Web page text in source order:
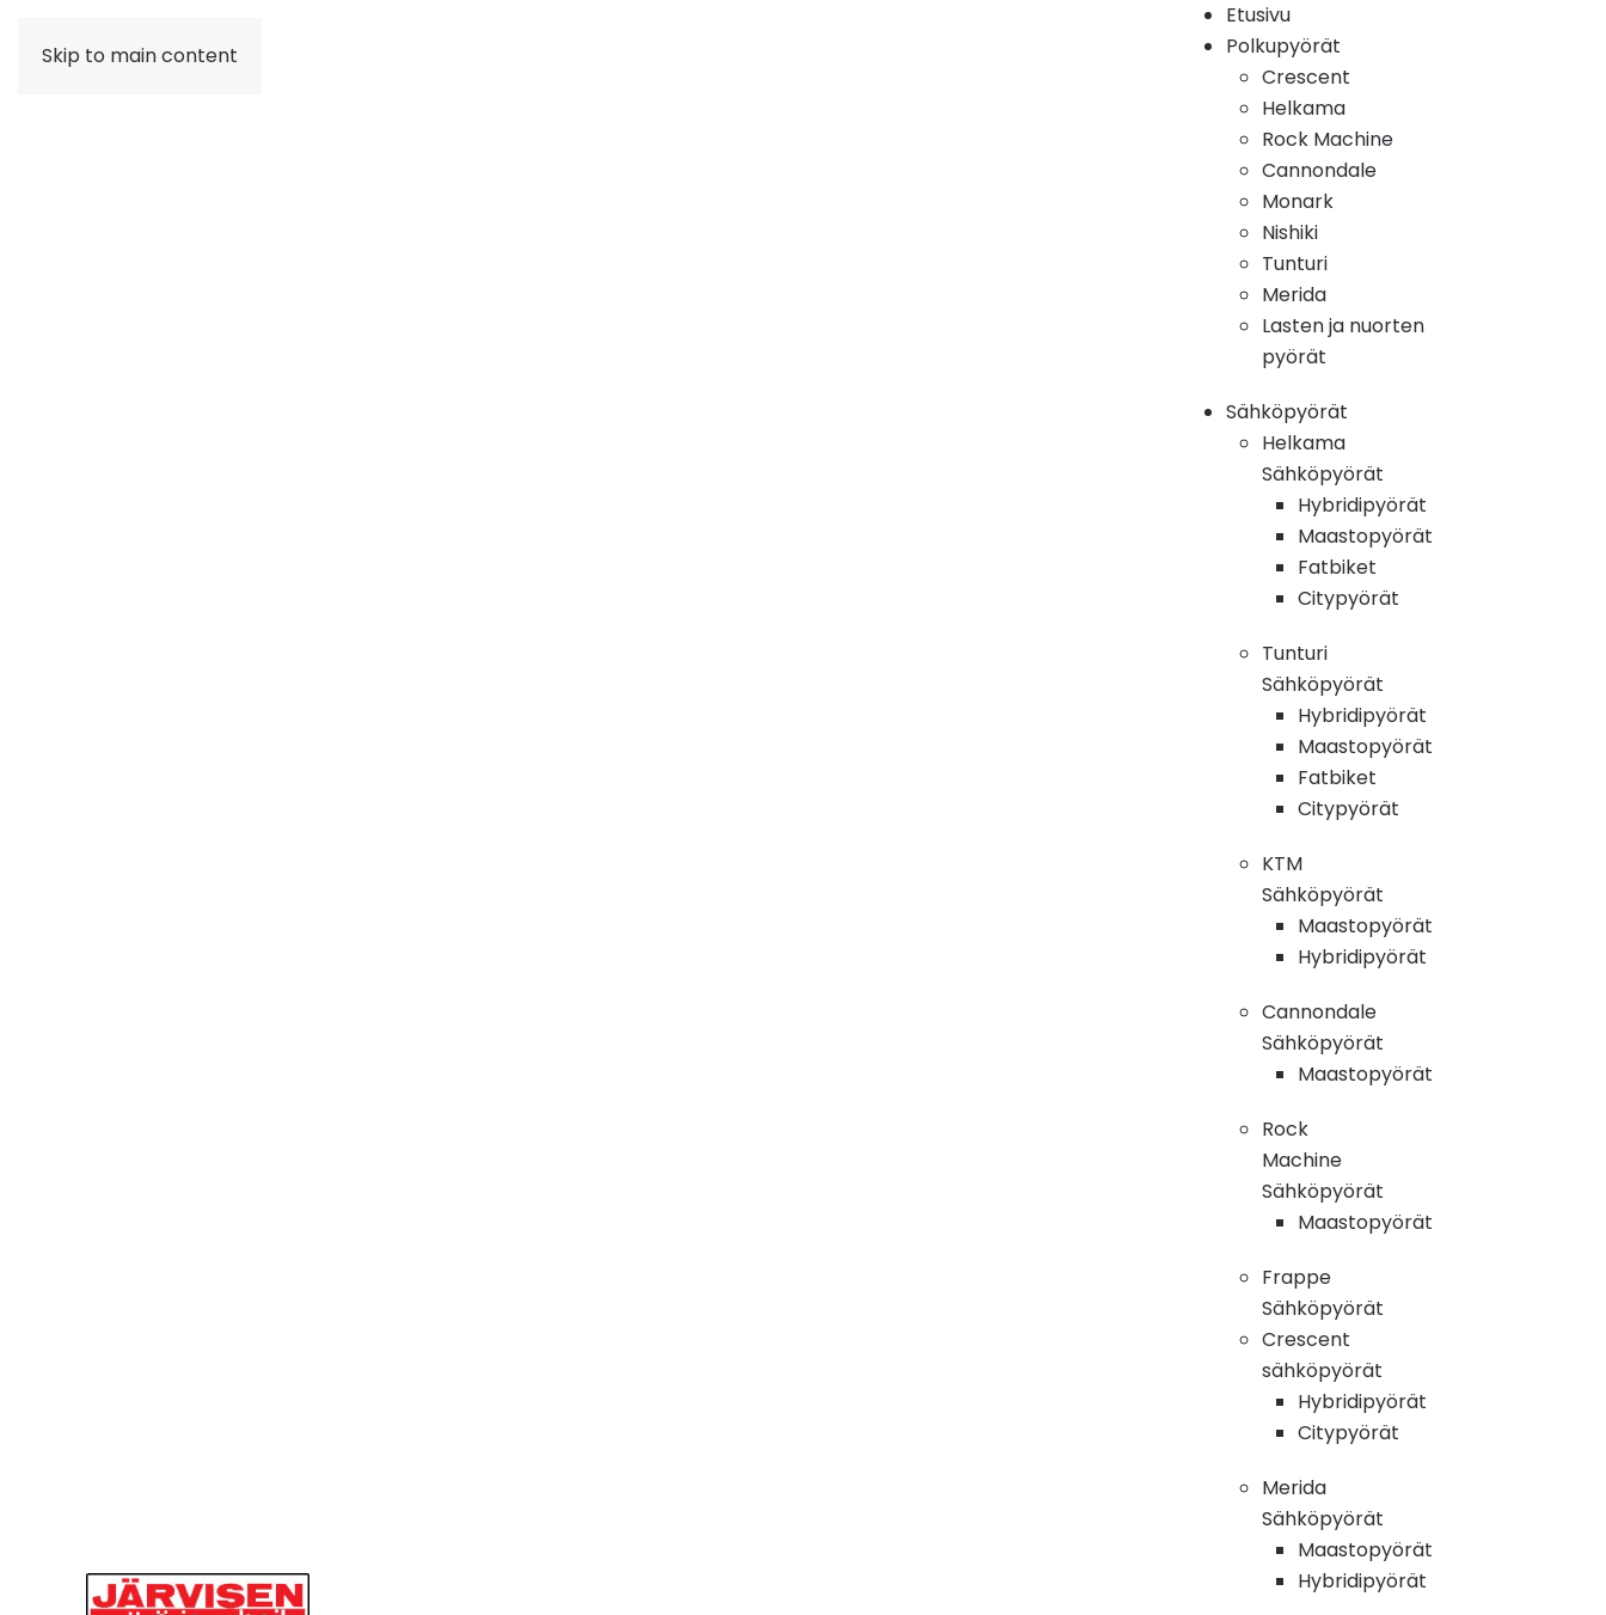
Skip to main content
Etusivu
Polkupyörät
Crescent
Helkama
Rock Machine
Cannondale
Monark
Nishiki
Tunturi
Merida
Lasten ja nuorten
pyörät
Sähköpyörät
Helkama
Sähköpyörät
Hybridipyörät
Maastopyörät
Fatbiket
Citypyörät
Tunturi
Sähköpyörät
Hybridipyörät
Maastopyörät
Fatbiket
Citypyörät
KTM
Sähköpyörät
Maastopyörät
Hybridipyörät
Cannondale
Sähköpyörät
Maastopyörät
Rock
Machine
Sähköpyörät
Maastopyörät
Frappe
Sähköpyörät
Crescent
sähköpyörät
Hybridipyörät
Citypyörät
Merida
Sähköpyörät
Maastopyörät
Hybridipyörät